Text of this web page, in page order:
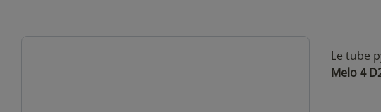
Le tube
Melo 4